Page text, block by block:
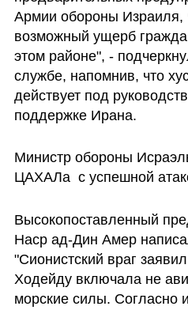
Армии обороны Израиля,
возможный ущерб
этом районе", -
службе, напомнив, что
действует под
поддержке Ирана.
Министр обороны
ЦАХАЛа  с успешной
Высокопоставленный
Наср ад-Дин Амер
"Сионистский враг
Ходейду включала не
морские силы. Согласно